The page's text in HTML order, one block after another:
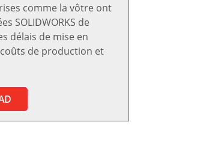
comme la vôtre ont
SOLIDWORKS de
délais de mise en
de production et